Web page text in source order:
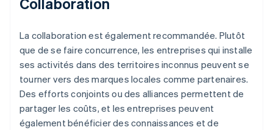
La collaboration est également recommandée. Plutôt
que de se faire concurrence, les entreprises qui installe
ses activités dans des territoires inconnus peuvent se
tourner vers des marques locales comme partenaires.
Des efforts conjoints ou des alliances permettent de
partager les coûts, et les entreprises peuvent
également bénéficier des connaissances et de